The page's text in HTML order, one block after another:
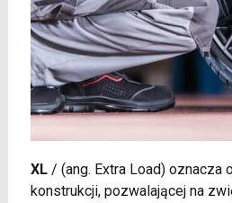
XL/ (ang. Extra Load) oznacza
konstrukcji, pozwalającej na